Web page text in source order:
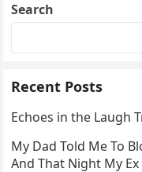
Search
Recent Posts
Echoes in the Laugh
My Dad Told Me To
And That Night My